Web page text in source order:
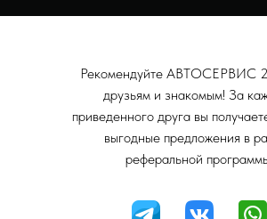
Рекомендуйте АВТОСЕРВИС
друзьям и знакомым! За
приведенного друга вы
выгодные предложения в
реферальной